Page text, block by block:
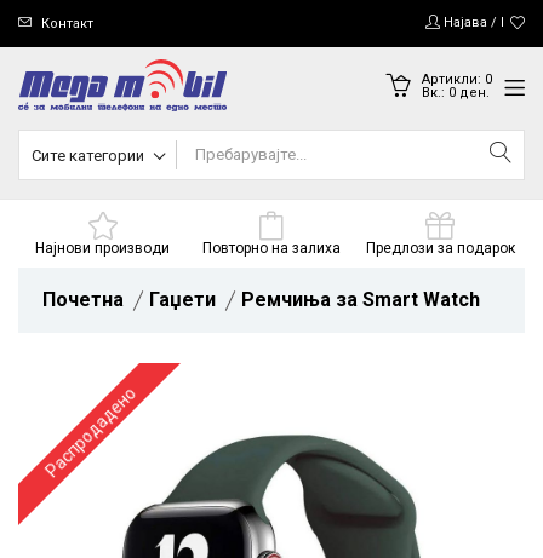
Контакт Најава /
Артикли: 0
Вк.: 0ден.
Сите категории
Најнови производи Повторно на залиха Предлози за подарок
Почетна Гаџети Ремчиња за Smart Watch
Распродадено